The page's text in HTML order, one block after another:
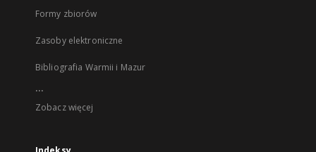
Formy zbiorów
Zasoby elektroniczne
Bibliografia Warmii i Mazur
...
Zobacz więcej